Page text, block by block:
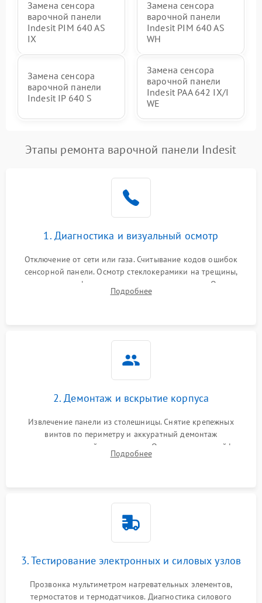
Замена сенсора
варочной панели
Indesit PIM 640 AS
IX
Замена сенсора
варочной панели
Indesit PIM 640 AS
WH
Замена сенсора
варочной панели
Indesit IP 640 S
Замена сенсора
варочной панели
Indesit PAA 642 IX/I
WE
Этапы ремонта варочной панели Indesit
1. Диагностика и визуальный осмотр
Отключение от сети или газа. Считывание кодов ошибок
сенсорной панели. Осмотр стеклокерамики на трещины,
проверка конфорок на равномерность нагрева. Опрос
клиента о симптомах (не включается, не видит посуду,
Подробнее
2. Демонтаж и вскрытие корпуса
Извлечение панели из столешницы. Снятие крепежных
винтов по периметру и аккуратный демонтаж
стеклокерамической поверхности. Отсоединение шлейфов
сенсорного блока для доступа к силовым платам, катушкам
Подробнее
3. Тестирование электронных и силовых узлов
Прозвонка мультиметром нагревательных элементов,
термостатов и термодатчиков. Диагностика силового